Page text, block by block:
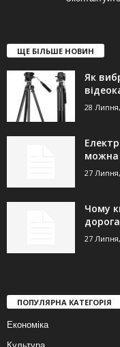
ЩЕ БІЛЬШЕ НОВИН
Як
28
можна
27
Чому
27
ПОПУЛЯРНА КАТЕГОРІЯ
Економіка